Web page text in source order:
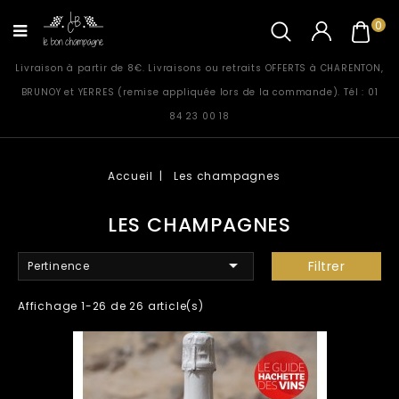
0
Livraison à partir de 8€. Livraisons ou retraits OFFERTS à CHARENTON,
BRUNOY et YERRES (remise appliquée lors de la commande). Tél : 01
84 23 00 18
Accueil Les champagnes
LES CHAMPAGNES
Pertinence  Filtrer
Affichage 1-26 de 26 article(s)